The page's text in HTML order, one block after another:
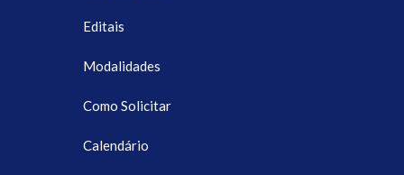
Editais
Modalidades
Como Solicitar
Calendário